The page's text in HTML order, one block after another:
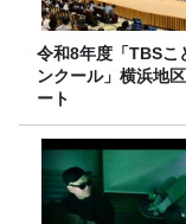
令和8年度「TBSこ
ンクール」横浜地
ート